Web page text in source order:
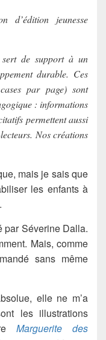
d’édition jeunesse
de support à un
durable. Ces
par page) sont
: informations
permettent aussi
Nos créations
mais je sais que
les enfants à
par Séverine Dalla.
Mais, comme
sans même
elle ne m’a
les illustrations
Marguerite des